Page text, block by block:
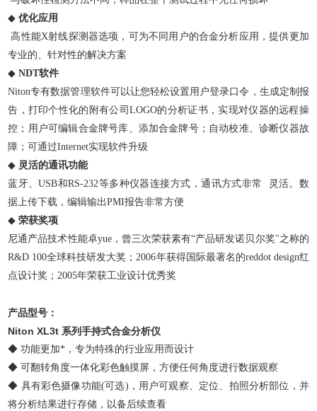
◆优化应用
高性能X射线探测器选项，可为不同用户的合金分析应用，提供更加
专业的、针对性的解决方案
◆NDT软件
Niton专有数据管理软件可以让您轻松设置用户登录口令，生成定制报
告，打印个性化的附有公司LOGO的分析证书，实现对仪器的远程操
控；用户可编辑合金牌号库、添加合金牌号；自动校准、诊断仪器故
障；可通过Internet实现软件升级
◆ 灵活的通讯功能
蓝牙、USB和RS-232等多种仪器连接方式，通讯方式非常 灵活。数
据上传下载，编辑输出PMI报告非常方便
◆荣获奖项
尼通产品技术性能卓yue，曾三次荣获素有“产品研发诺贝尔奖"之称的
R&D 100全球科技研发大奖；2006年获得国际最著名的reddot design红
点设计奖；2005年荣获工业设计优秀奖
产品型号：
Niton XL3t 系列手持式合金分析仪
◆ 功能更加*，专为特殊的行业应用而设计
◆ 可翻转角度一体化彩色触摸屏，方便任何角度进行数据观察
◆ 具有彩色摄像功能(可选)，用户可观察、定位、拍照分析部位，并
将分析结果进行存储，以备后续查看